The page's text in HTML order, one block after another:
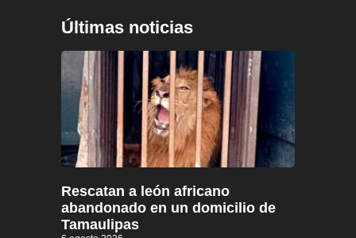
Últimas noticias
Rescatan a león africano
abandonado en un domicilio de
Tamaulipas